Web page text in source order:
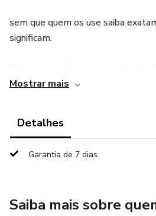
sem que quem os use saiba
significam.
esquerda e o que é direita, sem
Esse é o propósito deste e-book.
Mostrar mais
Detalhes
Garantia de 7 dias
Saiba mais sobre